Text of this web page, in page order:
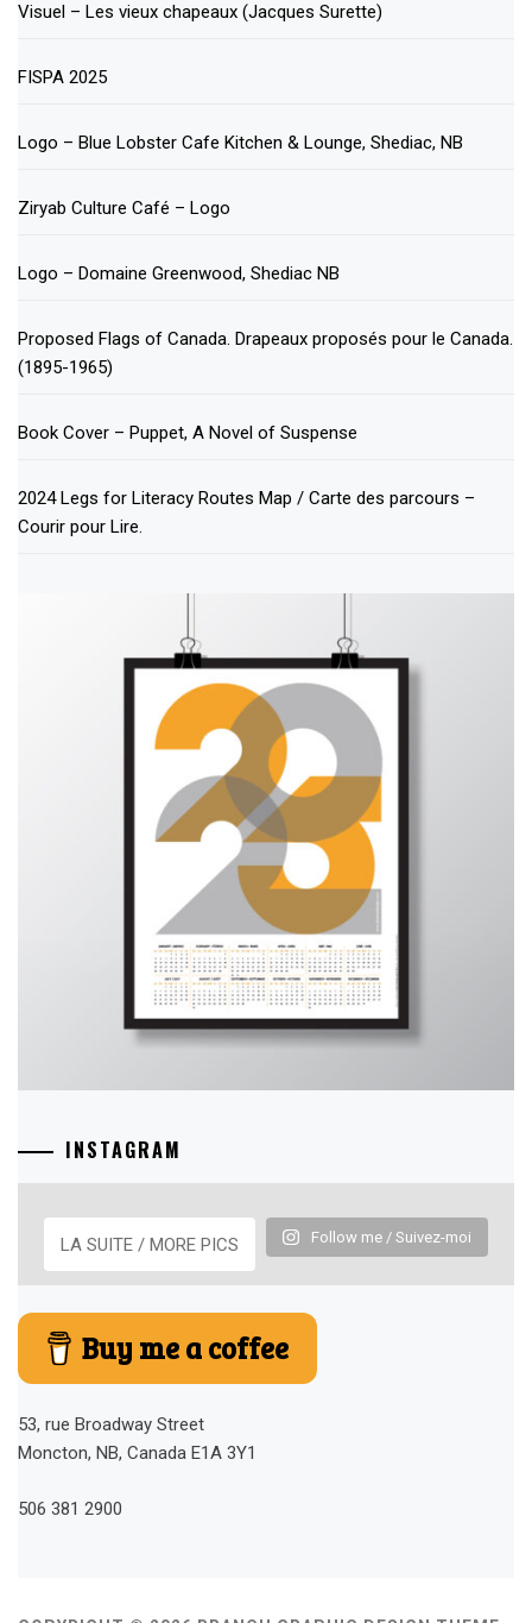
Visuel – Les vieux chapeaux (Jacques Surette)
FISPA 2025
Logo – Blue Lobster Cafe Kitchen & Lounge, Shediac, NB
Ziryab Culture Café – Logo
Logo – Domaine Greenwood, Shediac NB
Proposed Flags of Canada. Drapeaux proposés pour le Canada.
(1895-1965)
Book Cover – Puppet, A Novel of Suspense
2024 Legs for Literacy Routes Map / Carte des parcours –
Courir pour Lire.
INSTAGRAM
LA SUITE / MORE PICS Follow me / Suivez-moi
Buy me a coffee
53, rue Broadway Street
Moncton, NB, Canada E1A 3Y1
506 381 2900